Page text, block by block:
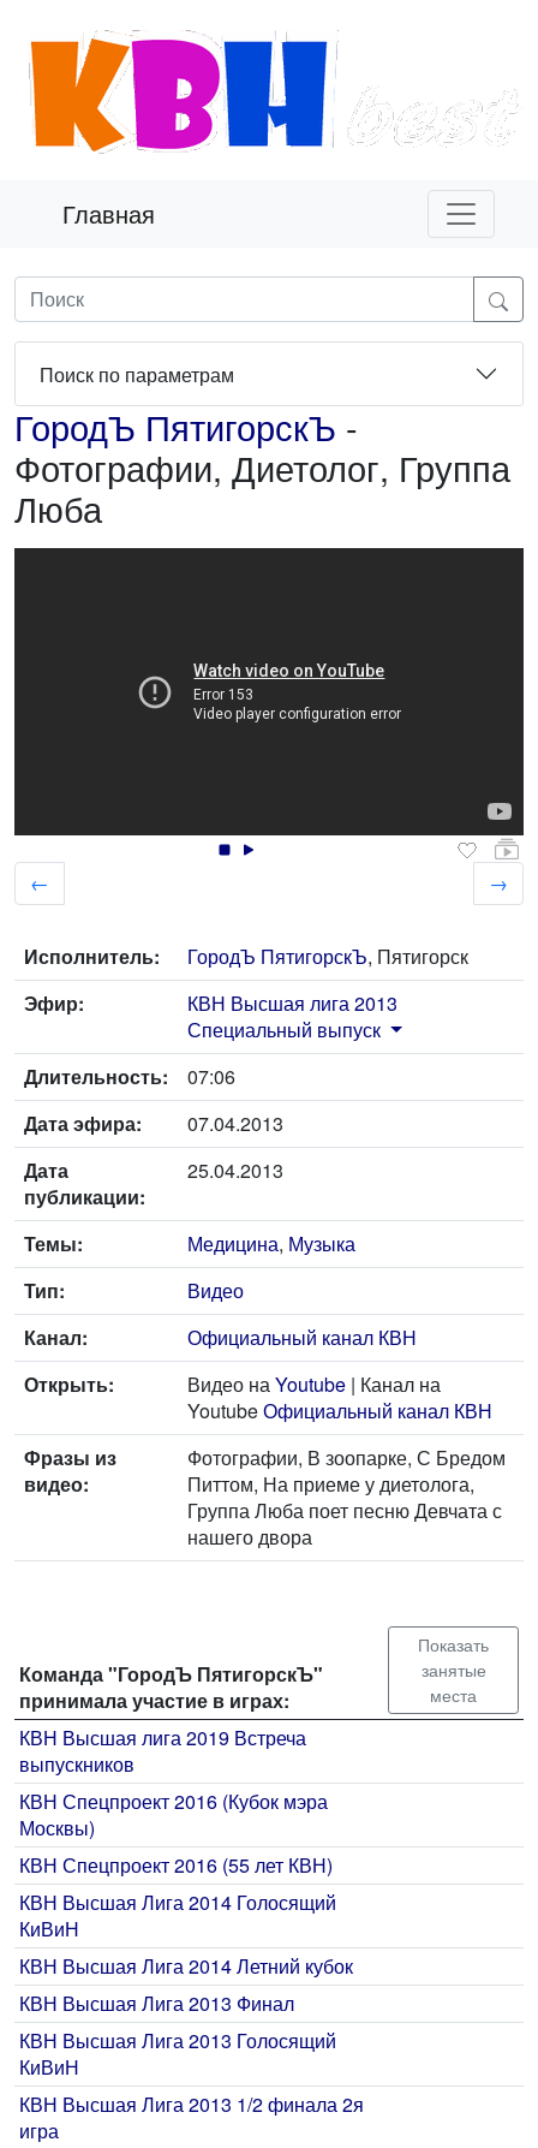
Главная
Поиск по параметрам
ГородЪ ПятигорскЪ -
Фотографии, Диетолог, Группа
Люба
← →
Исполнитель: ГородЪ ПятигорскЪ, Пятигорск
Эфир:
КВН Высшая лига 2013
Специальный выпуск
Длительность:
07:06
Дата эфира:
07.04.2013
Дата
публикации:
25.04.2013
Темы: Медицина, Музыка
Тип:
Видео
Канал:
Официальный канал КВН
Открыть:
Видео наYoutube | Канал на
YoutubeОфициальный канал КВН
Фразы из
видео:
Фотографии, В зоопарке, С Бредом
Питтом, На приеме у диетолога,
Группа Люба поет песню Девчата с
нашего двора
Команда "ГородЪ ПятигорскЪ"
принимала участие в играх:
Показать
занятые
места
КВН Высшая лига 2019 Встреча
выпускников
КВН Спецпроект 2016 (Кубок мэра
Москвы)
КВН Спецпроект 2016 (55 лет КВН)
КВН Высшая Лига 2014 Голосящий
КиВиН
КВН Высшая Лига 2014 Летний кубок
КВН Высшая Лига 2013 Финал
КВН Высшая Лига 2013 Голосящий
КиВиН
КВН Высшая Лига 2013 1/2 финала 2я
игра